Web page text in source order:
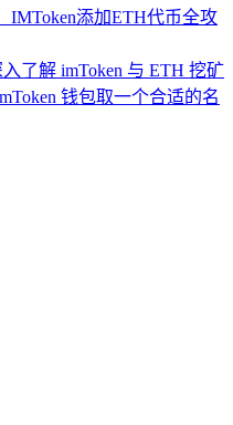
IMToken添加ETH代币全攻
了解 imToken 与 ETH 挖矿
钱包取一个合适的名